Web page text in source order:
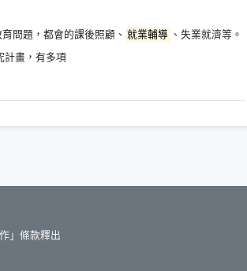
問題，都會的課後照顧、 就業輔導 、失業就濟等。
計畫，有多項
」條款釋出
）